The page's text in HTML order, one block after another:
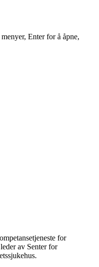
Enter for å åpne,
for
av Senter for